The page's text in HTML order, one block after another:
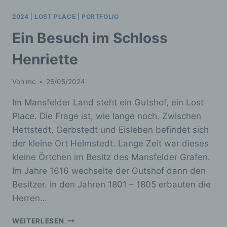
2024 LOST PLACE PORTFOLIO
Ein Besuch im Schloss
Henriette
Von mc 25/05/2024
Im Mansfelder Land steht ein Gutshof, ein Lost
Place. Die Frage ist, wie lange noch. Zwischen
Hettstedt, Gerbstedt und Eisleben befindet sich
der kleine Ort Helmstedt. Lange Zeit war dieses
kleine Örtchen im Besitz des Mansfelder Grafen.
Im Jahre 1616 wechselte der Gutshof dann den
Besitzer. In den Jahren 1801 – 1805 erbauten die
Herren…
WEITERLESEN EIN
juristische Person, Behörde, Einrichtung
Daten im Auftrag des Verantwortlichen
i) Empfänger
Empfänger ist eine natürliche oder
juristische Person, Behörde, Einrichtung
oder andere Stelle, der personenbezogene
Daten offengelegt werden, unabhängig
davon, ob es sich bei ihr um einen Dritten
handelt oder nicht. Behörden, die im
Rahmen eines bestimmten
Untersuchungsauftrags nach dem
Unionsrecht oder dem Recht der
Mitgliedstaaten möglicherweise
jedoch nicht als Empfänger.